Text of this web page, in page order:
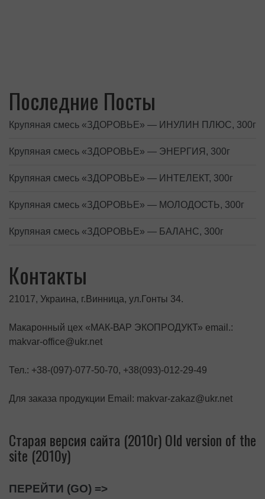
Последние Посты
Крупяная смесь «ЗДОРОВЬЕ» — ИНУЛИН ПЛЮС, 300г
Крупяная смесь «ЗДОРОВЬЕ» — ЭНЕРГИЯ, 300г
Крупяная смесь «ЗДОРОВЬЕ» — ИНТЕЛЕКТ, 300г
Крупяная смесь «ЗДОРОВЬЕ» — МОЛОДОСТЬ, 300г
Крупяная смесь «ЗДОРОВЬЕ» — БАЛАНС, 300г
Контакты
21017, Украина, г.Винница, ул.Гонты 34.
Макаронный цех «МАК-ВАР ЭКОПРОДУКТ» email.:
makvar-office@ukr.net
Тел.: +38-(097)-077-50-70, +38(093)-012-29-49
Для заказа продукции Email: makvar-zakaz@ukr.net
Старая версия сайта (2010г) Old version of the
site (2010y)
ПЕРЕЙТИ (GO) =>